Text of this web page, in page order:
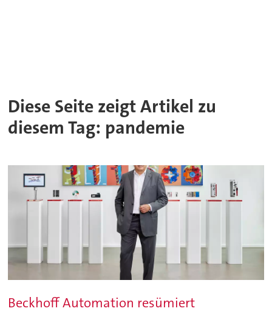
Diese Seite zeigt Artikel zu
diesem Tag: pandemie
Beckhoff Automation resümiert